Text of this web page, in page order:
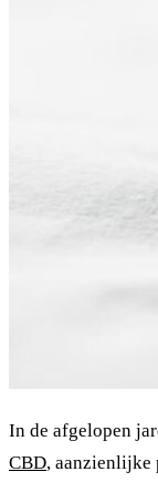
In de afgelopen
CBD, aanzienlijke